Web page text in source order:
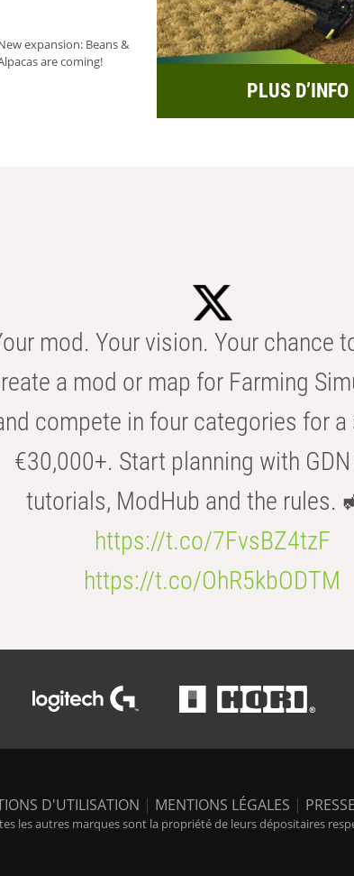
expansion: Beans &
are coming!
PLUS D’INFO
mod. Your vision. Your chance
a mod or map for Farming
compete in four categories for a
€30,000+. Start planning with
tutorials, ModHub and the rules.
https://t.co/7FvsBZ4tzF
https://t.co/OhR5kbODTM
D'UTILISATION | MENTIONS LÉGALES | PRESSE
les autres marques sont la propriété de leurs dépositaires